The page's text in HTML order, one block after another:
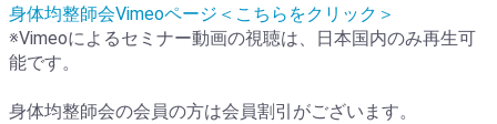
身体均整師会Vimeoページ＜こちらをクリック＞
※Vimeoによるセミナー動画の視聴は、日本国内のみ再生可
能です。
身体均整師会の会員の方は会員割引がございます。